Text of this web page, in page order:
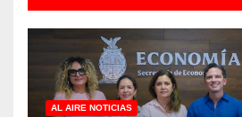
AL AIRE NOTICIAS